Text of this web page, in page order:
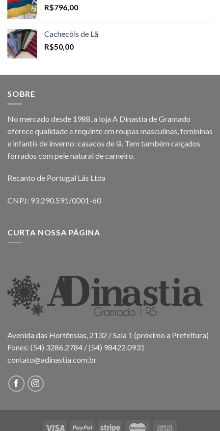
R$796,00
Cachecóis de Lã
R$50,00
SOBRE
No mercado desde 1988, a loja A Dinastia de Gramado
oferece qualidade e requinte em roupas masculinas, femininas
e infantis de inverno: casacos de lã. Tem também calçados
forrados com pele natural de carneiro.
Recanto de Portugal Lãs Ltda
CNPJ: 93.290.591/0001-60
CURTA NOSSA PÁGINA
Avenida das Hortênsias, 2132 / Sala 1 (próximo a Prefeitura)
Fones: (54) 3286.2784 / (54) 98422.0931
contato@adinastia.com.br